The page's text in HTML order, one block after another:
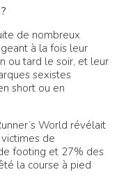
de nombreux
à la fois leur
ou tard le soir, et leur
sexistes
short ou en
World révélait
de
footing et 27% des
la course à pied